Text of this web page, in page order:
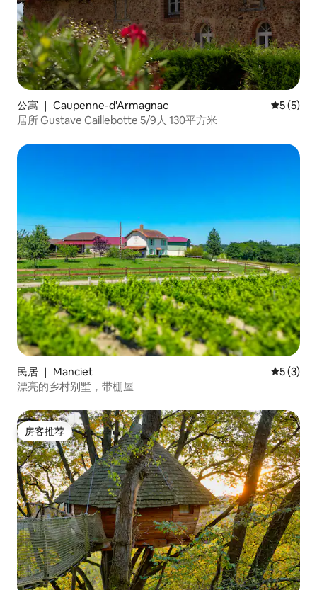
公寓 ｜ Caupenne-d'Armagnac 平均评分
5 (5)
居所 Gustave Caillebotte 5/9人 130平方米
民居 ｜ Manciet 平均评分
5 (3)
漂亮的乡村别墅，带棚屋
房客推荐
房客推荐